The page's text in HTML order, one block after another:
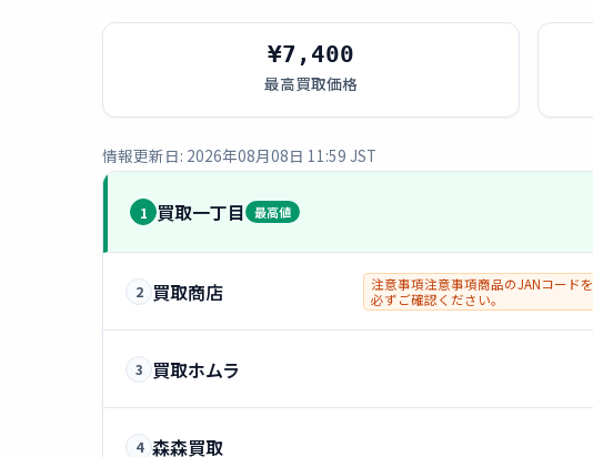
¥7,400
最高買取価格
情報更新日: 2026年08月08日 11:59 JST
1 買取一丁目 最高値
2 買取商店
注意事項注意事項商品のJANコードを
必ずご確認ください。
3 買取ホムラ
4 森森買取